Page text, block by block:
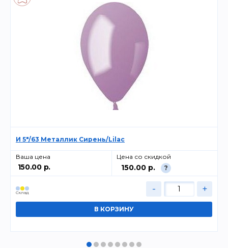
И 5"/63 Металлик Сирень/Lilac
Ваша цена
150.00 р.
Цена со скидкой
150.00 р. ?
Cклад - +